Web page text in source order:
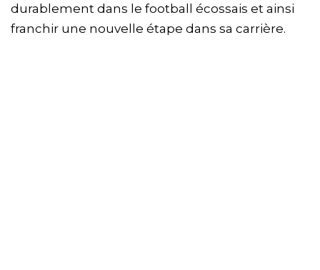
durablement dans le football écossais et ainsi
franchir une nouvelle étape dans sa carrière.